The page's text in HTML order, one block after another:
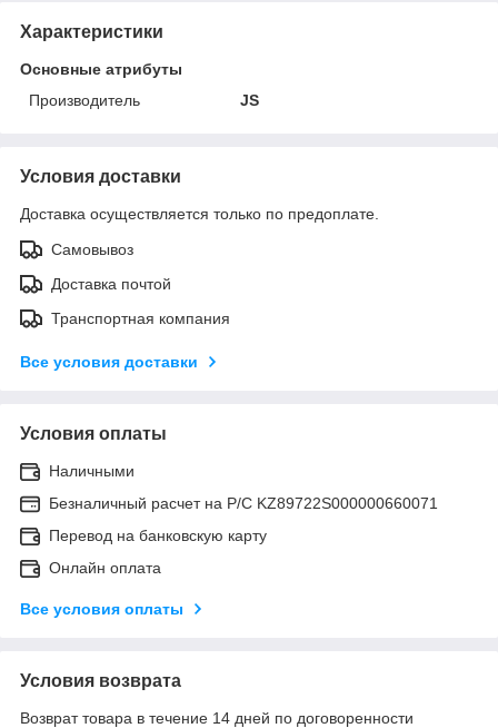
Характеристики
Основные атрибуты
Производитель
JS
Условия доставки
Доставка осуществляется только по предоплате.
Самовывоз
Доставка почтой
Транспортная компания
Все условия доставки
Условия оплаты
Наличными
Безналичный расчет на Р/С KZ89722S000000660071
Перевод на банковскую карту
Онлайн оплата
Все условия оплаты
Условия возврата
Возврат товара в течение 14 дней по договоренности